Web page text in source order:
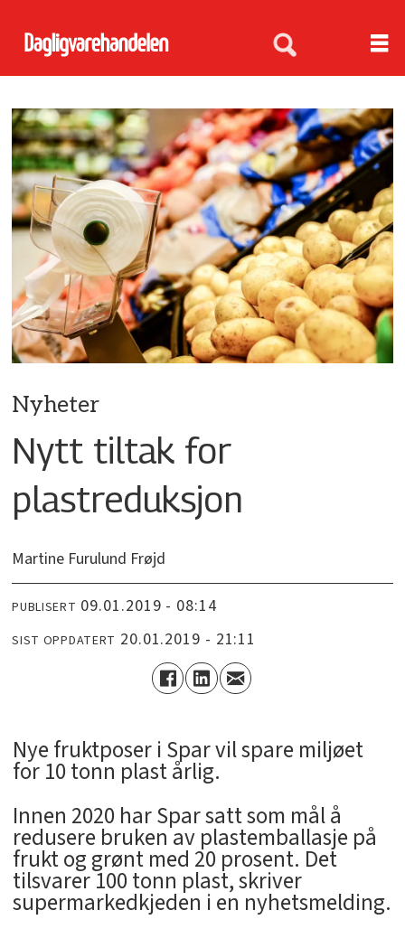
Nyheter
Nytt tiltak for
plastreduksjon
Martine Furulund Frøjd
PUBLISERT 09.01.2019 - 08:14
SIST OPPDATERT 20.01.2019 - 21:11
Nye fruktposer i Spar vil spare miljøet
for 10 tonn plast årlig.
Innen 2020 har Spar satt som mål å
redusere bruken av plastemballasje på
frukt og grønt med 20 prosent. Det
tilsvarer 100 tonn plast, skriver
supermarkedkjeden i en nyhetsmelding.